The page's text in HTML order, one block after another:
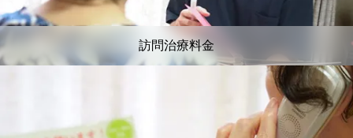
訪問治療料金